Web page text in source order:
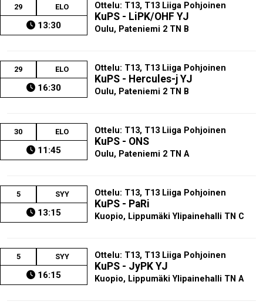
29 ELO
13:30
Ottelu: T13, T13 Liiga Pohjoinen
KuPS - LiPK/OHF YJ
Oulu, Pateniemi 2 TN B
29 ELO
16:30
Ottelu: T13, T13 Liiga Pohjoinen
KuPS - Hercules-j YJ
Oulu, Pateniemi 2 TN B
30 ELO
11:45
Ottelu: T13, T13 Liiga Pohjoinen
KuPS - ONS
Oulu, Pateniemi 2 TN A
5 SYY
13:15
Ottelu: T13, T13 Liiga Pohjoinen
KuPS - PaRi
Kuopio, Lippumäki Ylipainehalli TN C
5 SYY
16:15
Ottelu: T13, T13 Liiga Pohjoinen
KuPS - JyPK YJ
Kuopio, Lippumäki Ylipainehalli TN A